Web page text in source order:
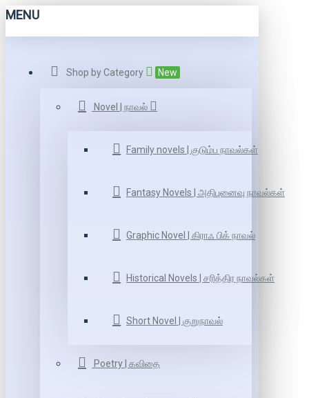
MENU
Shop by Category New
Novel | நாவல்
Family novels | குடும்ப நாவல்கள்
Fantasy Novels | அதிபுனைவு நாவல்கள்
Graphic Novel | கிராஃ பிக் நாவல்
Historical Novels | சரித்திர நாவல்கள்
Short Novel | குறுநாவல்
Poetry | கவிதை